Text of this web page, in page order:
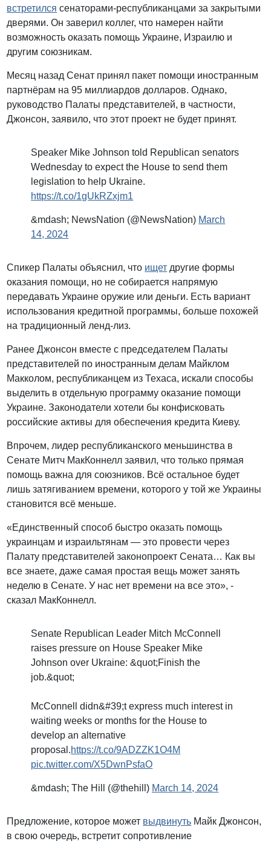
встретился сенаторами-республиканцами за закрытыми
дверями. Он заверил коллег, что намерен найти
возможность оказать помощь Украине, Израилю и
другим союзникам.
Месяц назад Сенат принял пакет помощи иностранным
партнёрам на 95 миллиардов долларов. Однако,
руководство Палаты представителей, в частности,
Джонсон, заявило, что этот проект не будет принят.
Speaker Mike Johnson told Republican senators
Wednesday to expect the House to send them
legislation to help Ukraine.
https://t.co/1gUkRZxjm1
&mdash; NewsNation (@NewsNation) March
14, 2024
Спикер Палаты объяснил, что ищет другие формы
оказания помощи, но не собирается напрямую
передавать Украине оружие или деньги. Есть вариант
использования кредитной программы, больше похожей
на традиционный ленд-лиз.
Ранее Джонсон вместе с председателем Палаты
представителей по иностранным делам Майклом
Макколом, республиканцем из Техаса, искали способы
выделить в отдельную программу оказание помощи
Украине. Законодатели хотели бы конфисковать
российские активы для обеспечения кредита Киеву.
Впрочем, лидер республиканского меньшинства в
Сенате Митч МакКоннелл заявил, что только прямая
помощь важна для союзников. Всё остальное будет
лишь затягиванием времени, которого у той же Украины
становится всё меньше.
«Единственный способ быстро оказать помощь
украинцам и израильтянам — это провести через
Палату представителей законопроект Сената… Как вы
все знаете, даже самая простая вещь может занять
неделю в Сенате. У нас нет времени на все это», -
сказал МакКоннелл.
Senate Republican Leader Mitch McConnell
raises pressure on House Speaker Mike
Johnson over Ukraine: &quot;Finish the
job.&quot;
McConnell didn&#39;t express much interest in
waiting weeks or months for the House to
develop an alternative
proposal.https://t.co/9ADZZK1O4M
pic.twitter.com/X5DwnPsfaO
&mdash; The Hill (@thehill) March 14, 2024
Предложение, которое может выдвинуть Майк Джонсон,
в свою очередь, встретит сопротивление